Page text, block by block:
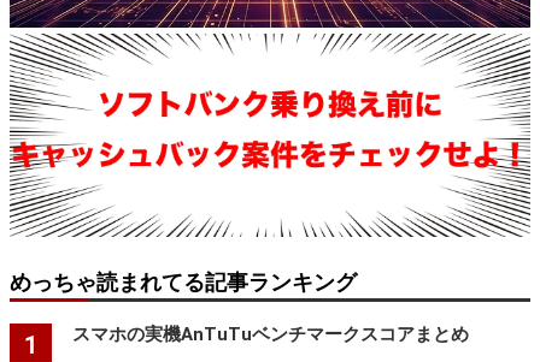
めっちゃ読まれてる記事ランキング
1 スマホの実機AnTuTuベンチマークスコアまとめ